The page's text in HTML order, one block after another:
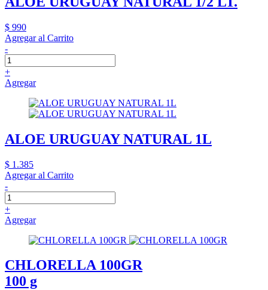
$ 990
Agregar al Carrito
-
+
Agregar
ALOE URUGUAY NATURAL 1L
$ 1.385
Agregar al Carrito
-
+
Agregar
CHLORELLA 100GR
100 g